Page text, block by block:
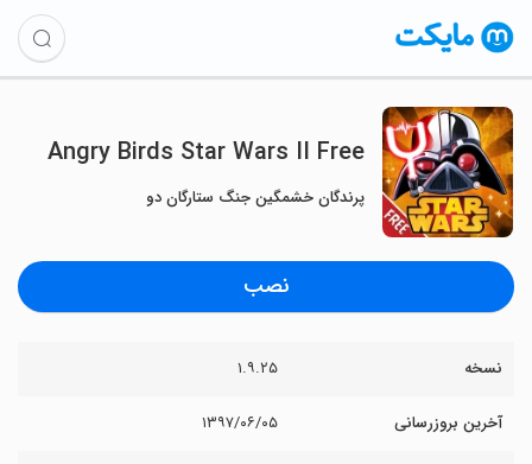
Angry Birds Star Wars II Free
پرندگان خشمگین جنگ ستارگان دو
نصب
نسخه ۱.۹.۲۵
آخرین بروزرسانی ۱۳۹۷/۰۶/۰۵